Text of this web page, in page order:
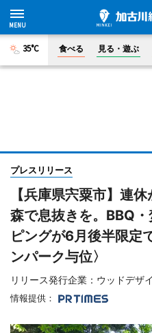
35°C 食べる 見る・遊ぶ
プレスリリース
【兵庫県宍粟市】連
森で息抜きを。BBQ
ピングが6月後半限定
ンパーク与位〉
リリース発行企業：ウッドデザ
情報提供：